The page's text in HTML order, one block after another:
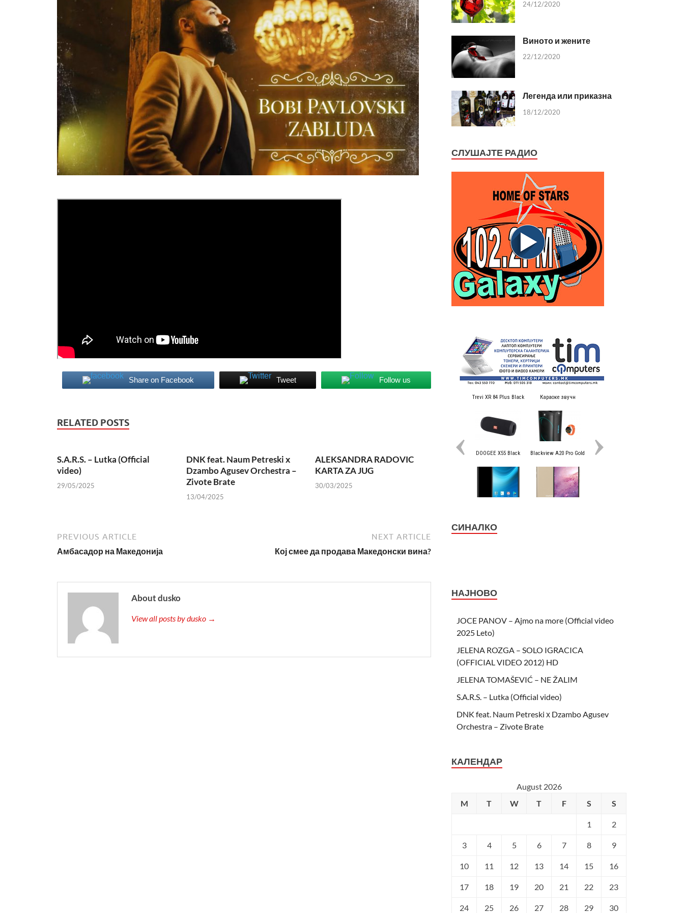
Share on Facebook Tweet Follow us
RELATED POSTS
S.A.R.S. – Lutka (Official
video)
29/05/2025
DNK feat. Naum Petreski х
Dzambo Agusev Orchestra –
Zivote Brate
13/04/2025
ALEKSANDRA RADOVIC
KARTA ZA JUG
30/03/2025
PREVIOUS ARTICLE
Амбасадор на Македонија
NEXT ARTICLE
Кој смее да продава Македонски вина?
About dusko
View all posts by dusko →
24/12/2020
Виното и жените
22/12/2020
Легенда или приказна
18/12/2020
СЛУШАЈТЕ РАДИО
СИНАЛКО
НАЈНОВО
JOCE PANOV – Ajmo na more (Official video
2025 Leto)
JELENA ROZGA – SOLO IGRACICA
(OFFICIAL VIDEO 2012) HD
JELENA TOMAŠEVIĆ – NE ŽALIM
S.A.R.S. – Lutka (Official video)
DNK feat. Naum Petreski х Dzambo Agusev
Orchestra – Zivote Brate
КАЛЕНДАР
August 2026
M
T W T F S S
1 2
3 4 5 6 7 8 9
10 11 12 13 14 15 16
17 18 19 20 21 22 23
24 25 26 27 28 29 30